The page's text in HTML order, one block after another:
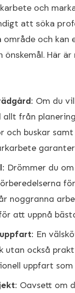
och
att söka
och kan
önskemål. Här
: Om du
allt från
och buskar
: Drömmer du
noggranna
att uppnå
: En
också
uppfart
: Oavsett om